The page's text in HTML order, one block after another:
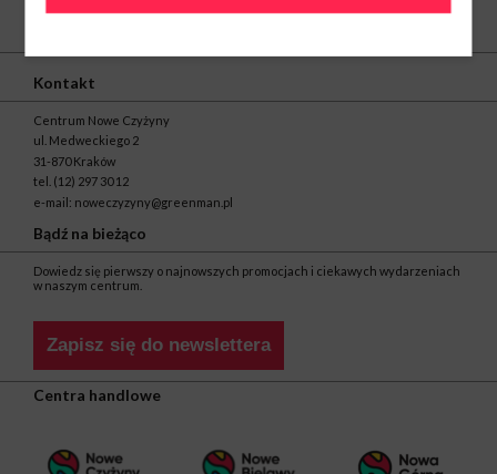
Kontakt
Centrum Nowe Czyżyny
ul. Medweckiego 2
31-870 Kraków
tel. (12) 297 30 12
e-mail: noweczyzyny@greenman.pl
Bądź na bieżąco
Dowiedz się pierwszy o najnowszych promocjach i ciekawych wydarzeniach
w naszym centrum.
Zapisz się do newslettera
Centra handlowe